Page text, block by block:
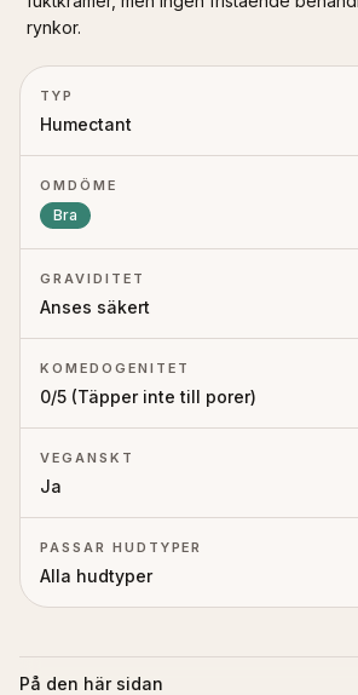
rynkor.
TYP
Humectant
OMDÖME
Bra
GRAVIDITET
Anses säkert
KOMEDOGENITET
0/5 (Täpper inte till porer)
VEGANSKT
Ja
PASSAR HUDTYPER
Alla hudtyper
På den här sidan